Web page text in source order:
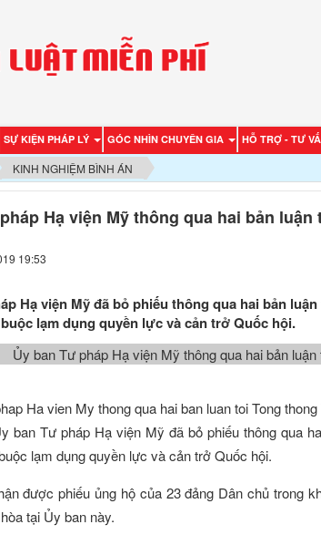
SỰ KIỆN PHÁP LÝ GÓC NHÌN CHUYÊN GIA HỖ TRỢ - TƯ
KINH NGHIỆM BÌNH ÁN
Hạ viện Mỹ thông qua hai bản
19:53
Hạ viện Mỹ đã bỏ phiếu thông qua hai bản
lạm dụng quyền lực và cản trở Quốc hội.
ban Tư pháp Hạ viện Mỹ đã bỏ phiếu thông qua
lạm dụng quyền lực và cản trở Quốc hội.
được phiếu ủng hộ của 23 đảng Dân chủ trong
tại Ủy ban này.